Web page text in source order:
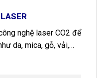
nghệ laser CO2 để
da, mica, gỗ, vải,…